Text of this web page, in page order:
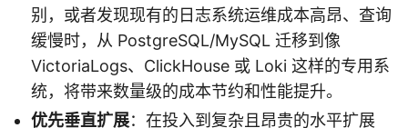
别，或者发现现有的日志系统运维成本高昂、查询
缓慢时，从 PostgreSQL/MySQL 迁移到像
VictoriaLogs、ClickHouse 或 Loki 这样的专用系
统，将带来数量级的成本节约和性能提升。
优先垂直扩展：在投入到复杂且昂贵的水平扩展